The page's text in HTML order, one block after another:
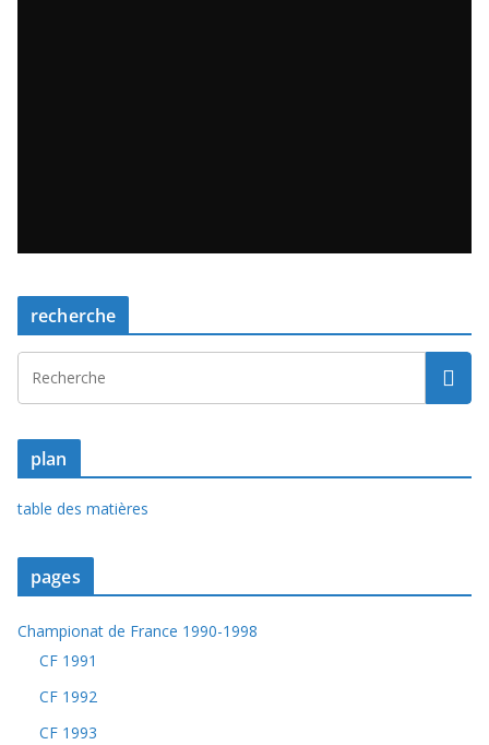
recherche
plan
table des matières
pages
Championat de France 1990-1998
CF 1991
CF 1992
CF 1993